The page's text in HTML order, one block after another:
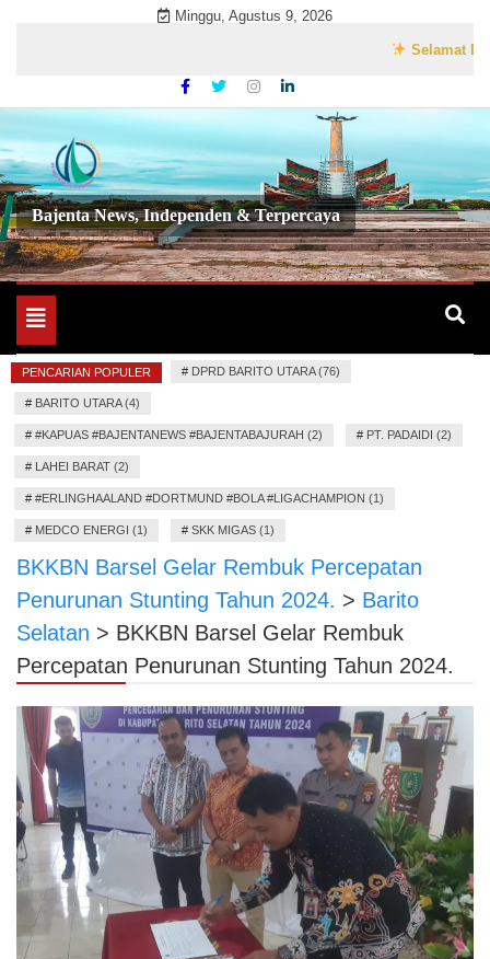
Minggu, Agustus 9, 2026
Selamat Datang
Bajenta News, Independen & Terpercaya
Toggle
navigation
PENCARIAN POPULER # DPRD BARITO UTARA (76)
# BARITO UTARA (4)
# #KAPUAS #BAJENTANEWS #BAJENTABAJURAH (2) # PT. PADAIDI (2)
# LAHEI BARAT (2)
# #ERLINGHAALAND #DORTMUND #BOLA #LIGACHAMPION (1)
# MEDCO ENERGI (1) # SKK MIGAS (1)
BKKBN Barsel Gelar Rembuk Percepatan
Penurunan Stunting Tahun 2024. > Barito
Selatan > BKKBN Barsel Gelar Rembuk
Percepatan Penurunan Stunting Tahun 2024.